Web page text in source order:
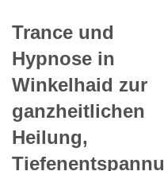
Trance und
Hypnose in
Winkelhaid zur
ganzheitlichen
Heilung,
Tiefenentspannu